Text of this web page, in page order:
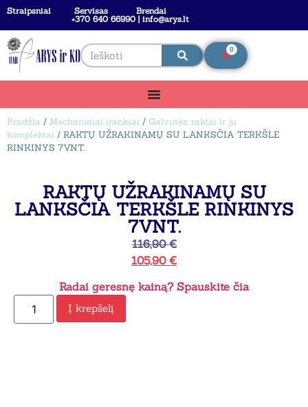
Straipsniai Servisas
Brendai
+370 640 66990 | info@arys.lt
0
Pradžia / Mechaniniai įrankiai / Galvutės, raktai ir jų
komplektai / RAKTŲ UŽRAKINAMŲ SU LANKSČIA TERKŠLE
RINKINYS 7VNT.
RAKTŲ UŽRAKINAMŲ SU
LANKSČIA TERKŠLE RINKINYS
7VNT.
116,90€
105,90 €
Radai geresnę kainą? Spauskite čia
Į krepšelį